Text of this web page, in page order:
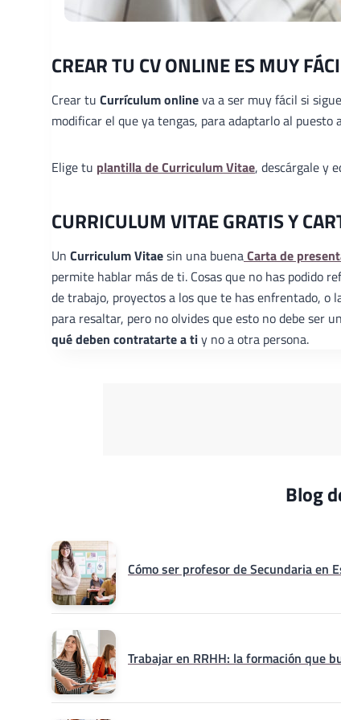
CREAR TU CV ONLINE ES MUY
Crear tu Currículum onlineva a ser muy fácil si
modificar el que ya tengas, para adaptarlo al puesto
Elige tu plantilla de Curriculum Vitae, descárgale y
CURRICULUM VITAE GRATIS Y
Un Curriculum Vitaesin una buenaCarta de
permite hablar más de ti. Cosas que no has podido
de trabajo, proyectos a los que te has enfrentado, o
para resaltar, pero no olvides que esto no debe ser
qué deben contratarte a tiy no a otra persona.
Blog
Cómo ser profesor de Secundaria en
Trabajar en RRHH: la formación que